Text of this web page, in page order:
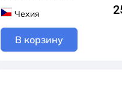
Чехия
В корзину